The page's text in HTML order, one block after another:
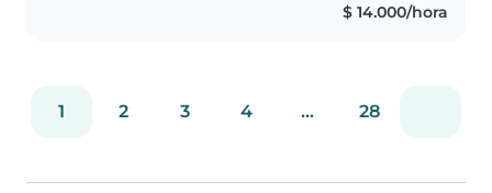
$ 14.000/hora
1 2 3 4 ... 28